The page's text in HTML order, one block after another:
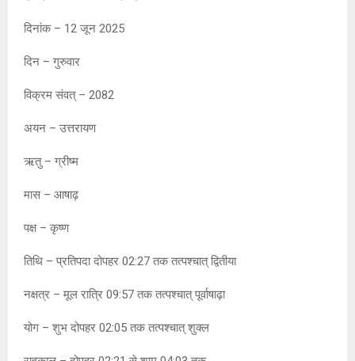
s
A
p
b
o
a
दिनांक – 12 जून 2025
दिन – गुरुवार
विक्रम संवत् – 2082
अयन – उत्तरायण
ऋतु – ग्रीष्म
मास – आषाढ़
पक्ष – कृष्ण
तिथि – प्रतिपदा दोपहर 02:27 तक तत्पश्चात् द्वितीया
नक्षत्र – मूल रात्रि 09:57 तक तत्पश्चात् पूर्वाषाढ़ा
योग – शुभ दोपहर 02:05 तक तत्पश्चात् शुक्ल